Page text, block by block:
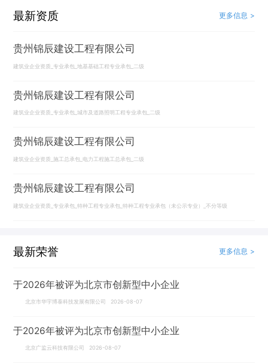
最新资质 更多信息 >
贵州锦辰建设工程有限公司
建筑业企业资质_专业承包_地基基础工程专业承包_二级
贵州锦辰建设工程有限公司
建筑业企业资质_专业承包_城市及道路照明工程专业承包_二级
贵州锦辰建设工程有限公司
建筑业企业资质_施工总承包_电力工程施工总承包_二级
贵州锦辰建设工程有限公司
建筑业企业资质_专业承包_特种工程专业承包_特种工程专业承包（未公示专业）_不分等级
最新荣誉 更多信息 >
于2026年被评为北京市创新型中小企业
北京市华宇博泰科技发展有限公司 2026-08-07
于2026年被评为北京市创新型中小企业
北京广监云科技有限公司 2026-08-07